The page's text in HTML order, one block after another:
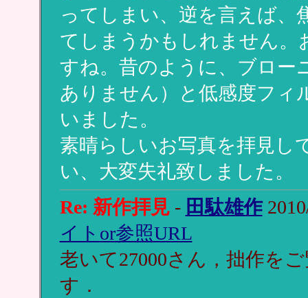
ってしまい、逆を言えば、
てしまうかもしれません。
すね。昔のように、ブロー
ありません）と低感度フィ
いました。
素晴らしいお写真を拝見し
い、大変失礼致しました。
Re: 新作拝見- 田駄雄作
イトor参照URL
老いて27000さん，拙作を
す．